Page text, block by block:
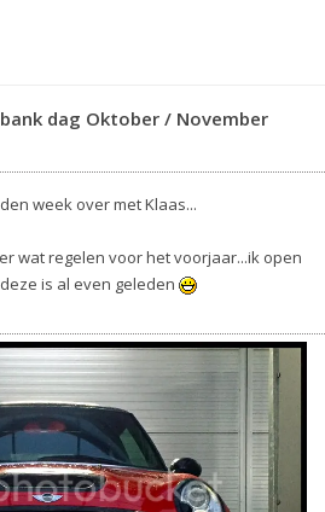
dag Oktober / November
week over met Klaas...
wat regelen voor het voorjaar...ik open
is al even geleden